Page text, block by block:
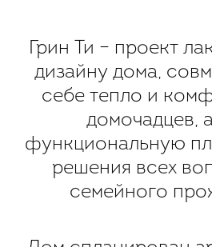
Грин Ти – проект
дизайну дома,
себе тепло и
домочадцев,
функциональную
решения всех
семейного